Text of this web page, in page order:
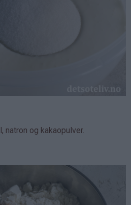
natron og kakaopulver.